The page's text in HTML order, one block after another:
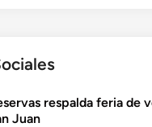
respalda feria de
Juan